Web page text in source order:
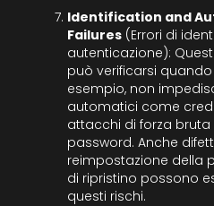
Identification and
Failures (Errori di
autenticazione):
può verificarsi
esempio, non
automatici come
attacchi di forza bruta
password. Anche
reimpostazione della
di ripristino possono
questi rischi.